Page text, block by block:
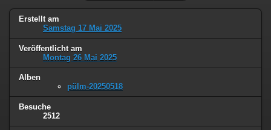
Erstellt am
Samstag 17 Mai 2025
Veröffentlicht am
Montag 26 Mai 2025
Alben
pülm-20250518
Besuche
2512